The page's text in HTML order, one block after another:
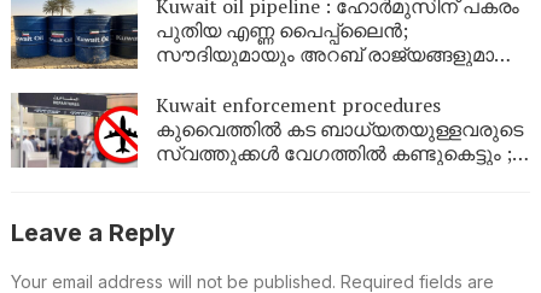
Kuwait oil pipeline : ഹോർമുസിന് പകരം
പുതിയ എണ്ണ പൈപ്പ്‌ലൈൻ;
സൗദിയുമായും അറബ് രാജ്യങ്ങളുമായും
Kuwait enforcement procedures
കുവൈത്തിൽ കട ബാധ്യതയുള്ളവരുടെ
സ്വത്തുക്കൾ വേ​ഗത്തിൽ കണ്ടുകെട്ടും ;
നടപടികൾ
Leave a Reply
Your email address will not be published. Required fields are